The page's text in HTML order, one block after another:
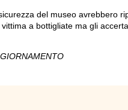
del museo avrebbero
a bottigliate ma gli